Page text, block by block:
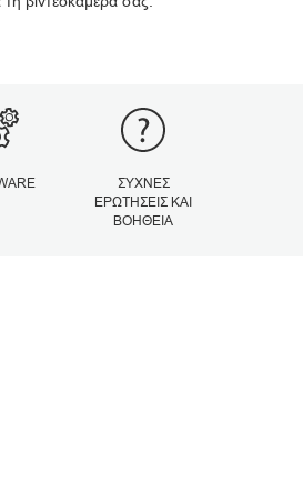
ΣΥΧΝΈΣ
ΕΡΩΤΉΣΕΙΣ ΚΑΙ
ΒΟΉΘΕΙΑ